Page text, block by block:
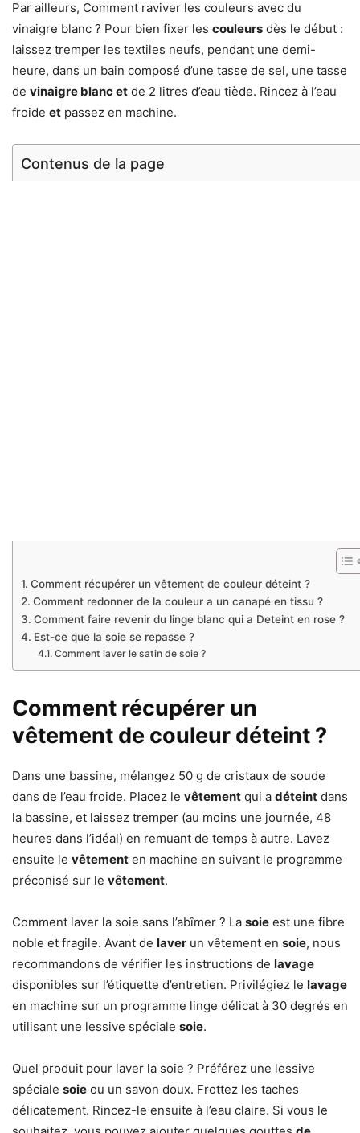
Par ailleurs, Comment raviver les couleurs avec du
vinaigre blanc ? Pour bien fixer les couleurs dès le début :
laissez tremper les textiles neufs, pendant une demi-
heure, dans un bain composé d’une tasse de sel, une tasse
de vinaigre blanc et de 2 litres d’eau tiède. Rincez à l’eau
froide et passez en machine.
Contenus de la page
Comment récupérer un vêtement de couleur déteint ?
Comment redonner de la couleur a un canapé en tissu ?
Comment faire revenir du linge blanc qui a Deteint en rose ?
Est-ce que la soie se repasse ?
Comment laver le satin de soie ?
Comment récupérer un
vêtement de couleur déteint ?
Dans une bassine, mélangez 50 g de cristaux de soude
dans de l’eau froide. Placez le vêtement qui a déteint dans
la bassine, et laissez tremper (au moins une journée, 48
heures dans l’idéal) en remuant de temps à autre. Lavez
ensuite le vêtement en machine en suivant le programme
préconisé sur le vêtement.
Comment laver la soie sans l’abîmer ? La soie est une fibre
noble et fragile. Avant de laver un vêtement en soie, nous
recommandons de vérifier les instructions de lavage
disponibles sur l’étiquette d’entretien. Privilégiez le lavage
en machine sur un programme linge délicat à 30 degrés en
utilisant une lessive spéciale soie.
Quel produit pour laver la soie ? Préférez une lessive
spéciale soie ou un savon doux. Frottez les taches
délicatement. Rincez-le ensuite à l’eau claire. Si vous le